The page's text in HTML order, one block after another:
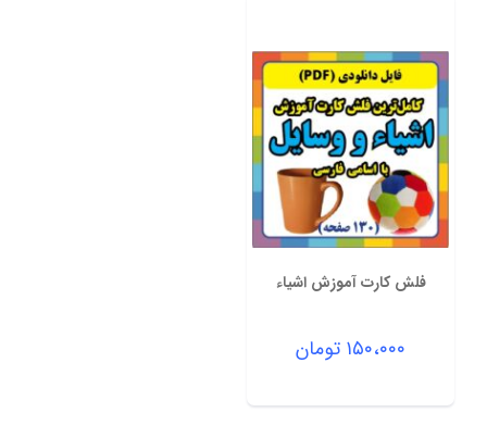
فلش کارت آموزش اشیاء
۱۵۰،۰۰۰ تومان